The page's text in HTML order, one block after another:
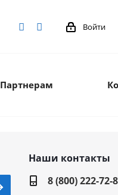
Войти
Партнерам
Наши контакты
8 (800) 222-72-